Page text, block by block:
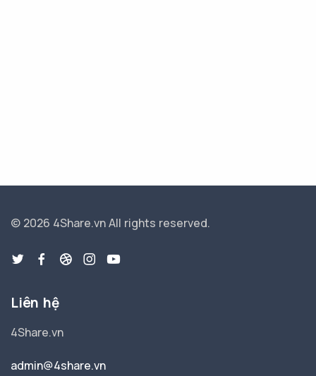
© 2026 4Share.vnAll rights reserved.
Liên hệ
4Share.vn
admin@4share.vn